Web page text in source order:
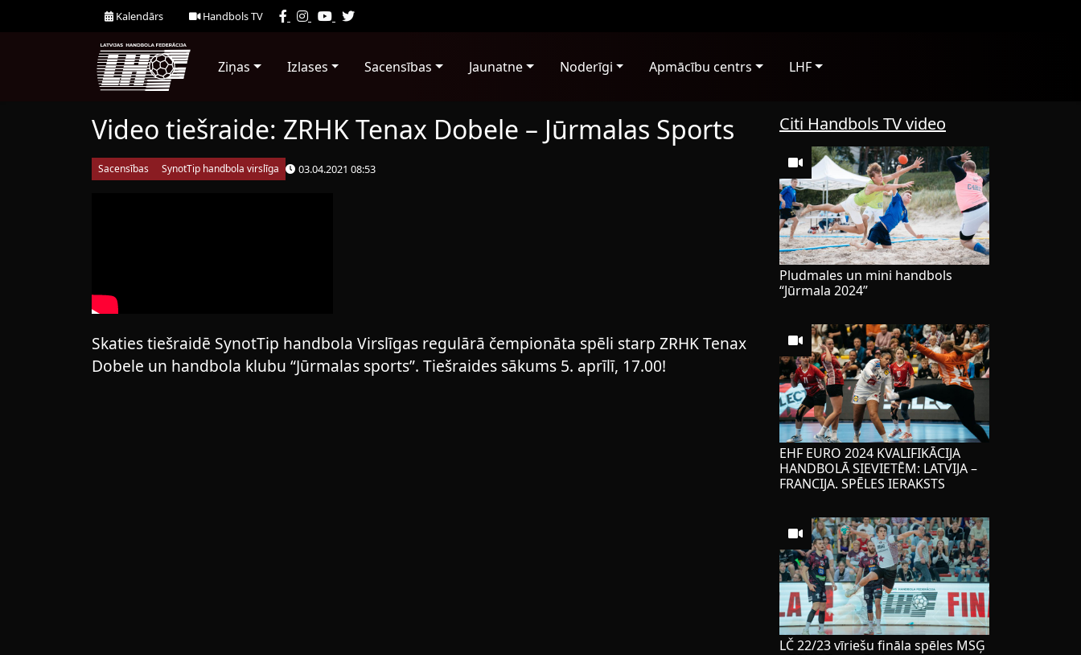
Kalendārs Handbols TV
Ziņas Izlases Sacensības Jaunatne Noderīgi Apmācību centrs LHF
Video tiešraide: ZRHK Tenax Dobele – Jūrmalas Sports
Sacensības SynotTip handbola virslīga 03.04.2021 08:53
Skaties tiešraidē SynotTip handbola Virslīgas regulārā čempionāta spēli starp ZRHK Tenax
Dobele un handbola klubu “Jūrmalas sports”. Tiešraides sākums 5. aprīlī, 17.00!
Citi Handbols TV video
Pludmales un mini handbols
“Jūrmala 2024”
EHF EURO 2024 KVALIFIKĀCIJA
HANDBOLĀ SIEVIETĒM: LATVIJA –
FRANCIJA. SPĒLES IERAKSTS
LČ 22/23 vīriešu fināla spēles MSĢ